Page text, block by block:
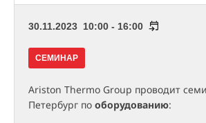
30.11.2023 10:00 - 16:00
СЕМИНАР
Ariston Thermo Group проводит
Петербург по оборудованию: